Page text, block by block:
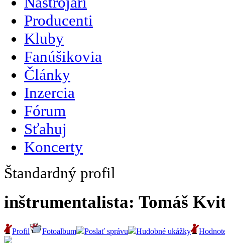
Producenti
Kluby
Fanúšikovia
Články
Inzercia
Fórum
Sťahuj
Koncerty
Štandardný profil
inštrumentalista: Tomáš
Profil Fotoalbum Poslať správu Hudobné ukážky